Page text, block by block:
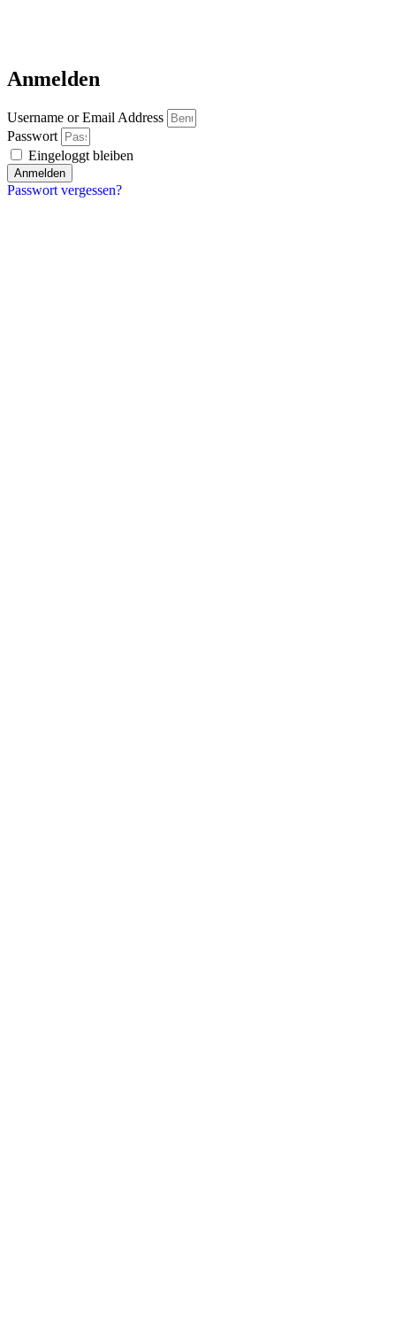
Anmelden
Username or Email Address
Passwort
Eingeloggt bleiben
Anmelden
Passwort vergessen?